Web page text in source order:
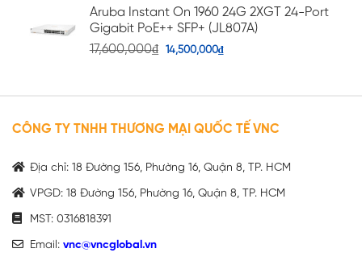
Aruba Instant On 1960 24G 2XGT 24-Port
Gigabit PoE++ SFP+ (JL807A)
17,600,000₫ 14,500,000₫
CÔNG TY TNHH THƯƠNG MẠI QUỐC TẾ VNC
Địa chỉ: 18 Đường 156, Phường 16, Quận 8, TP. HCM
VPGD: 18 Đường 156, Phường 16, Quận 8, TP. HCM
MST: 0316818391
Email: vnc@vncglobal.vn